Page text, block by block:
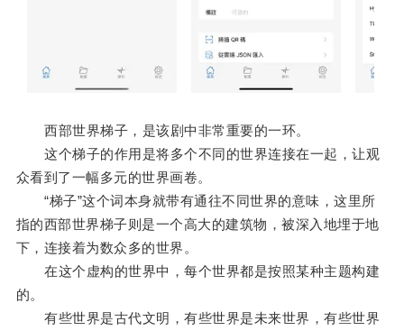
西部世界梯子，是该剧中非常重要的一环。
这个梯子的作用是将多个不同的世界连接在一起，让观
众看到了一幅多元的世界画卷。
“梯子”这个词本身就带有通往不同世界的意味，这里所
指的西部世界梯子则是一个高大的建筑物，被深入地埋于地
下，连接着为数众多的世界。
在这个虚构的世界中，每个世界都是按照某种主题构建
的。
有些世界是古代文明，有些世界是未来世界，有些世界